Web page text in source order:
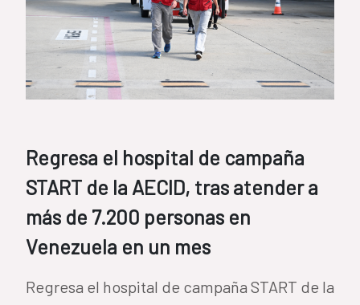
Regresa el hospital de campaña
START de la AECID, tras atender a
más de 7.200 personas en
Venezuela en un mes
Regresa el hospital de campaña START de la